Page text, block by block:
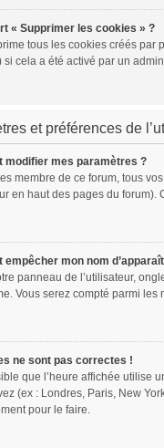
« Supprimer les cookies » ?
tous les cookies créés par
si cela a été activé par un
et préférences de
modifier mes paramètres ?
membre de ce forum, tous
en haut des pages du
empêcher mon nom
panneau de l’utilisateur,
Vous serez compté parmi les
ne sont pas correctes !
que l’heure affichée
(ex : Londres, Paris, New
pour le faire.